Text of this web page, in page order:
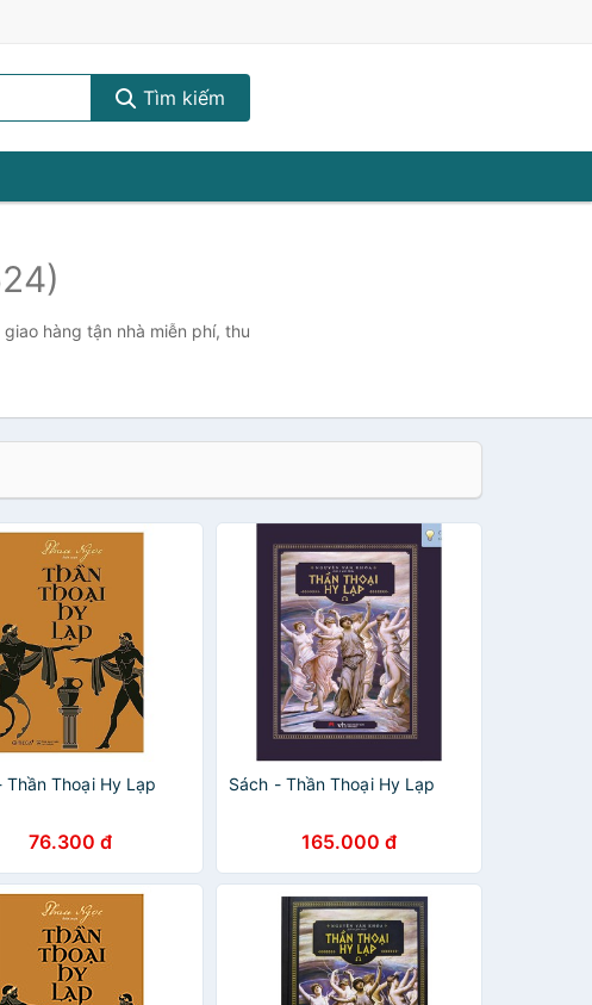
Tìm kiếm
hàng tận nhà miễn phí, thu
Thần Thoại Hy Lạp
76.300 đ
Sách - Thần Thoại Hy Lạp
165.000 đ